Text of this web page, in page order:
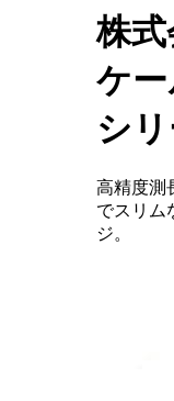
株
ケ
シ
高精度測
でスリム
ジ。